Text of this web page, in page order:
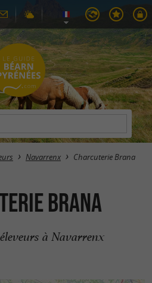
Navarrenx Charcuterie Brana
Brana
à Navarrenx